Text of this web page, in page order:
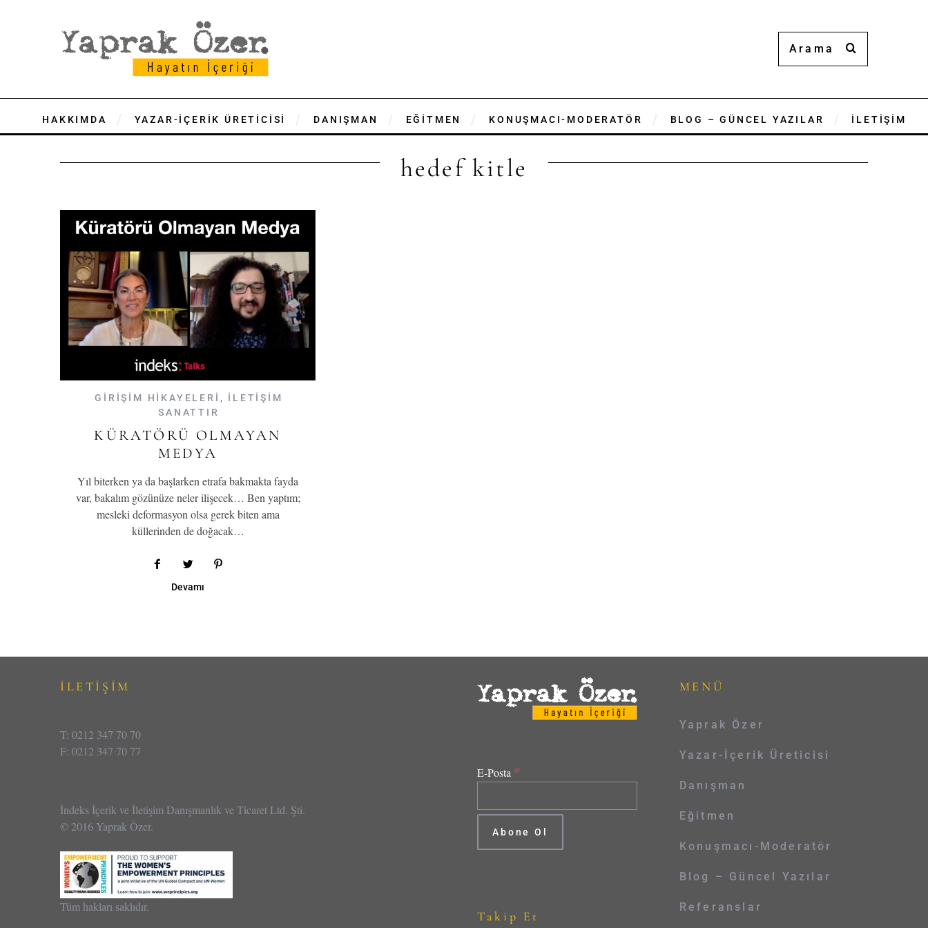
HAKKIMDA YAZAR-İÇERİK ÜRETİCİSİ DANIŞMAN EĞİTMEN KONUŞMACI-MODERATÖR BLOG – GÜNCEL YAZILAR İLETİŞİM
hedef kitle
GİRİŞİM HİKAYELERİ , İLETİŞİM
SANATTIR
KÜRATÖRÜ OLMAYAN
MEDYA
Yıl biterken ya da başlarken etrafa bakmakta fayda
var, bakalım gözünüze neler ilişecek… Ben yaptım;
mesleki deformasyon olsa gerek biten ama
küllerinden de doğacak…
Devamı
İLETİŞİM
T: 0212 347 70 70
F: 0212 347 70 77
İndeks İçerik ve İletişim Danışmanlık ve Ticaret Ltd. Şti.
© 2016 Yaprak Özer.
Tüm hakları saklıdır.
E-Posta *
Takip Et
MENÜ
Yaprak Özer
Yazar-İçerik Üreticisi
Danışman
Eğitmen
Konuşmacı-Moderatör
Blog – Güncel Yazılar
Referanslar